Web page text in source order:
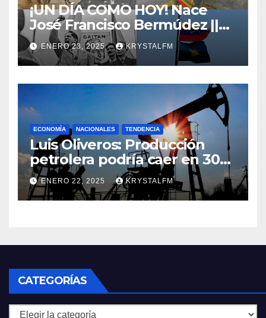
¡UN DÍA COMO HOY! Nace
José Francisco Bermúdez ||
Nace Jorge Eliecer Gaitán ||
Derrocamiento de Marcos
Pérez Jiménez || Nace
Alfonso Carrasquel ||
Aprueban la Bandera del
Zulia || #23ENE
ENERO 23, 2025 KRYSTALFM
ECONOMÍA NACIONALES TENDENCIA
Luis Oliveros: Producción
petrolera podría caer en 30%
si EEUU elimina las licencias a
Venezuela
ENERO 22, 2025 KRYSTALFM
CATEGORÍAS
Categorías